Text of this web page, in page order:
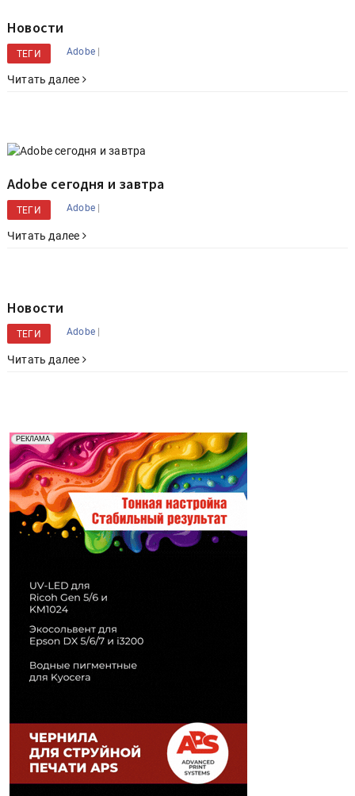
Новости
ТЕГИ Adobe |
Читать далее
Adobe сегодня и завтра
ТЕГИ Adobe |
Читать далее
Новости
ТЕГИ Adobe |
Читать далее
РЕКЛАМА
Реклама. Рекламодатель ООО "Передовые Системы
Печати" erid: 2SDnjd2d4Qz